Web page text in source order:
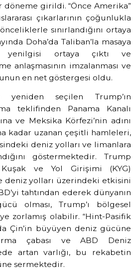
döneme girildi. “Önce Amerika”
çıkarlarının çoğunlukla
sınırlandığını ortaya
Doha’da Taliban’la masaya
yenilgisi ortaya çıktı ve
anlaşmasının imzalanması ve
en net göstergesi oldu.
yeniden seçilen Trump’ın
teklifinden Panama Kanalı
ve Meksika Körfezi’nin adını
kadar uzanan çeşitli hamleleri,
deniz yolları ve limanlara
göstermektedir. Trump
ve Yol Girişimi (KYG)
deniz yolları üzerindeki etkisini
tahtından ederek dünyanın
olması, Trump’ı bölgesel
zorlamış olabilir. “Hint-Pasifik
Çin’in büyüyen deniz gücüne
çabası ve ABD Deniz
artan varlığı, bu rekabetin
sermektedir.